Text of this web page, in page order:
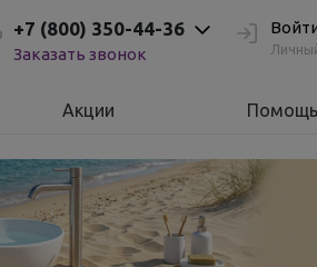
+7 (800) 350-44-36
Заказать звонок
Акции Помощь